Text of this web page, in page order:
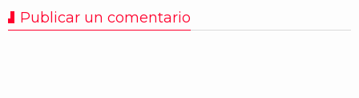
Publicar un comentario